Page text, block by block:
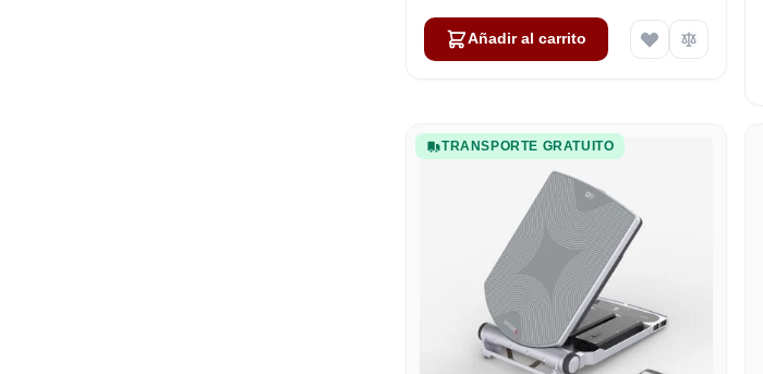
Añadir al carrito
TRANSPORTE GRATUITO